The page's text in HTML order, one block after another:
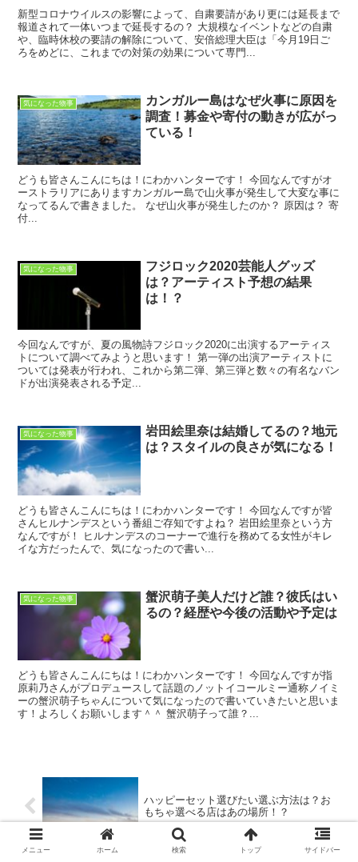
新型コロナウイルスの影響によって、自粛要請があり更には延長まで
報道されて一体いつまで延長するの？ 大規模なイベントなどの自粛
や、臨時休校の要請の解除について、安倍総理大臣は「今月19日ご
ろをめどに、これまでの対策の効果について専門...
気になった物事
カンガルー島はなぜ火事に原因を
調査！募金や寄付の動きが広がっ
ている！
どうも皆さんこんにちは！にわかハンターです！ 今回なんですがオ
ーストラリアにありますカンガルー島で山火事が発生して大変な事に
なってるんで書きました。 なぜ山火事が発生したのか？ 原因は？ 寄
付...
気になった物事
フジロック2020芸能人グッズ
は？アーティスト予想の結果
は！？
今回なんですが、夏の風物詩フジロック2020に出演するアーティス
トについて調べてみようと思います！ 第一弾の出演アーティストに
ついては発表が行われ、これから第二弾、第三弾と数々の有名なバン
ドが出演発表される予定...
気になった物事
岩田絵里奈は結婚してるの？地元
は？スタイルの良さが気になる！
どうも皆さんこんにちは！にわかハンターです！ 今回なんですが皆
さんヒルナンデスという番組ご存知ですよね？ 岩田絵里奈という方
なんですが！ ヒルナンデスのコーナーで進行を務めてる女性がキレ
イな方だったんで、気になったので書い...
気になった物事
蟹沢萌子美人だけど誰？彼氏はい
るの？経歴や今後の活動や予定は
どうも皆さんこんにちは！にわかハンターです！ 今回なんですが指
原莉乃さんがプロデュースして話題のノットイコールミー通称ノイミ
ーの蟹沢萌子ちゃんについて気になったので書いていきたいと思いま
す！よろしくお願いします＾＾ 蟹沢萌子って誰？...
ハッピーセット選びたい選ぶ方法は？お
もちゃ選べる店はあの場所！？
メニュー ホーム 検索 トップ サイドバー